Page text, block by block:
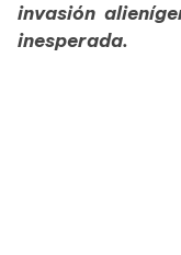
invasión
inesperada.